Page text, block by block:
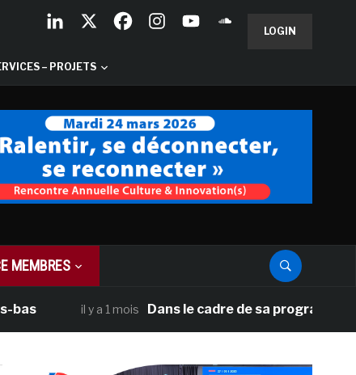
LOGIN
– PROJETS
MEMBRES
il y a 1 mois Dans le cadre de sa programmation